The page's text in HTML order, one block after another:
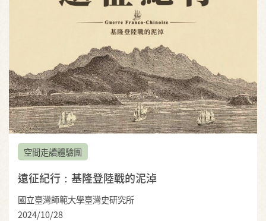
空間走讀體驗團
遠征紀行：基隆登陸戰的泥淖
國立臺灣師範大學臺灣史研究所
2024/10/28